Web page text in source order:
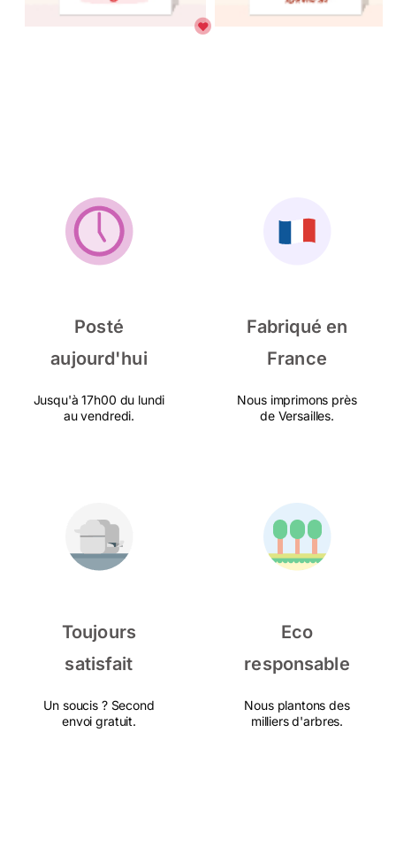
Posté
aujourd'hui
Jusqu'à 17h00 du lundi
au vendredi.
Fabriqué en
France
Nous imprimons près
de Versailles.
Toujours
satisfait
Un soucis ? Second
envoi gratuit.
Eco
responsable
Nous plantons des
milliers d'arbres.